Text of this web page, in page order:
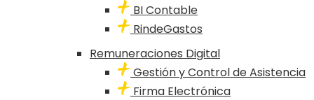
BI Contable
RindeGastos
Remuneraciones Digital
Gestión y Control de Asistencia
Firma Electrónica